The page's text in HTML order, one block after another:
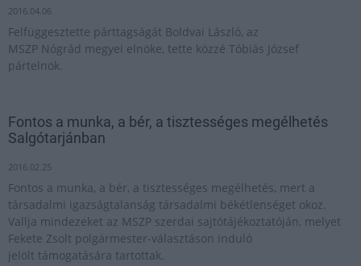
2016.04.06
Felfüggesztette párttagságát Boldvai László, az
MSZP Nógrád megyei elnöke, tette közzé Tóbiás József
pártelnök.
Fontos a munka, a bér, a tisztességes megélhetés
Salgótarjánban
2016.02.25
Fontos a munka, a bér, a tisztességes megélhetés, mert a
társadalmi igazságtalanság társadalmi békétlenséget okoz.
Vallja mindezeket az MSZP szerdai sajtótájékoztatóján, melyet
Fekete Zsolt polgármester-választáson induló
jelölt támogatására tartottak.